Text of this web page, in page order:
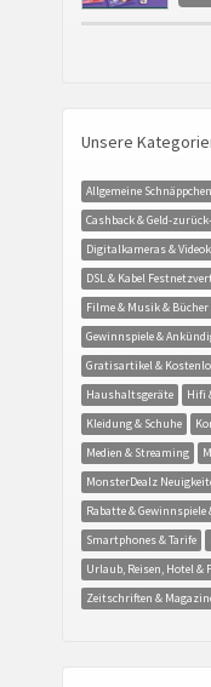
Unsere
Allgemeine Schnäppchen
Cashback & Geld-
Digitalkameras &
DSL & Kabel
Filme & Musik & Bücher
Gewinnspiele &
Gratisartikel &
Haushaltsgeräte
Hifi
Kleidung & Schuhe
Medien & Streaming
MonsterDealz
Rabatte & Gewinnspiele
Smartphones & Tarife
Urlaub, Reisen, Hotel &
Zeitschriften &